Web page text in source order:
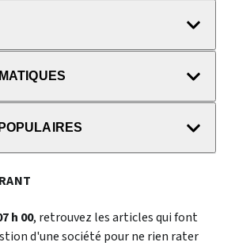
h 00, retrouvez les articles qui font
d'une société pour ne rien rater